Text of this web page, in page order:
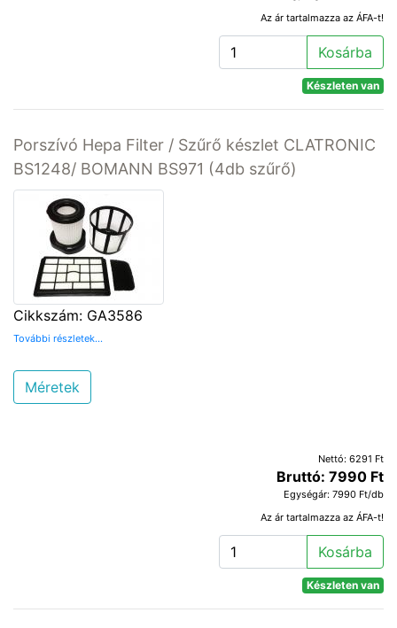
Az ár tartalmazza az ÁFA-t!
Kosárba
Készleten van
Porszívó Hepa Filter / Szűrő készlet CLATRONIC
BS1248/ BOMANN BS971 (4db szűrő)
Cikkszám: GA3586
További részletek...
Méretek
Nettó: 6291 Ft
Bruttó: 7990 Ft
Egységár: 7990 Ft/db
Az ár tartalmazza az ÁFA-t!
Kosárba
Készleten van